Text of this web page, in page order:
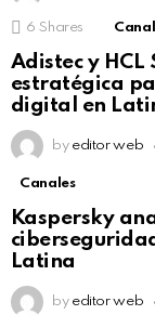
6 Shares
Adistec y
estratégica
digital en
by editor web
Canales
Kaspersky
Latina
by editor web